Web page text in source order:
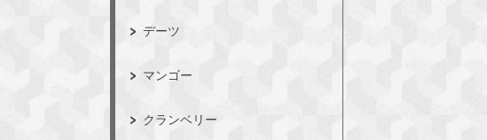
デーツ
マンゴー
クランベリー